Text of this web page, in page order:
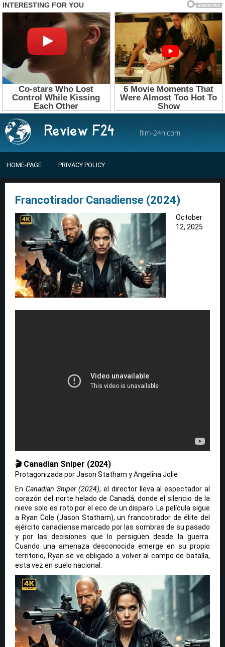
film-24h.com
HOME-PAGE PRIVACY POLICY
Francotirador Canadiense (2024)
October
12, 2025
🎬 Canadian Sniper (2024)
Protagonizada por Jason Statham y Angelina Jolie
En Canadian Sniper (2024), el director lleva al espectador al
corazón del norte helado de Canadá, donde el silencio de la
nieve solo es roto por el eco de un disparo. La película sigue
a Ryan Cole (Jason Statham), un francotirador de élite del
ejército canadiense marcado por las sombras de su pasado
y por las decisiones que lo persiguen desde la guerra.
Cuando una amenaza desconocida emerge en su propio
territorio, Ryan se ve obligado a volver al campo de batalla,
esta vez en suelo nacional.